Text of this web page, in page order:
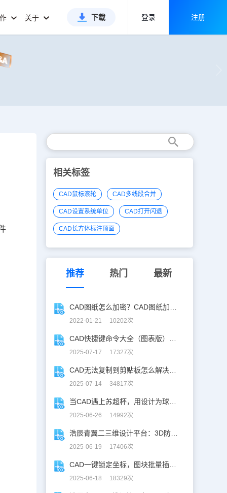
关于 下载 登录 注册
相关标签
CAD鼠标滚轮 CAD多线段合并
CAD设置系统单位 CAD打开闪退
CAD长方体标注顶面
推荐 热门 最新
2022-01-21 10202次
2025-07-17 17327次
2025-07-14 34817次
2025-06-26 14992次
2025-06-19 17406次
2025-06-18 18329次